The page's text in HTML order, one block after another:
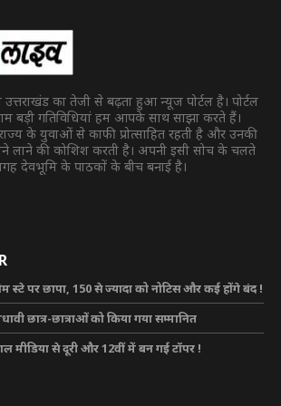
उत्तराखंड का तेजी से बढ़ता हुआ न्यूज पोर्टल है। पोर्टल
बड़ी गतिविधियां हम आपके साथ साझा करते हैं।
राज्य के युवाओं से काफी प्रोत्साहित रहती है और उनकी
लाने की कोशिश करती है। अपनी इसी सोच के चलते
देवभूमि के पाठकों के बीच बनाई है।
स्टे पर छापा, 150 से ज्यादा को नोटिस और कई होंगे बंद !
छात्र-छात्राओं को किया गया सम्मानित
मीडिया से दूरी और 12वीं में बन गई टॉपर !